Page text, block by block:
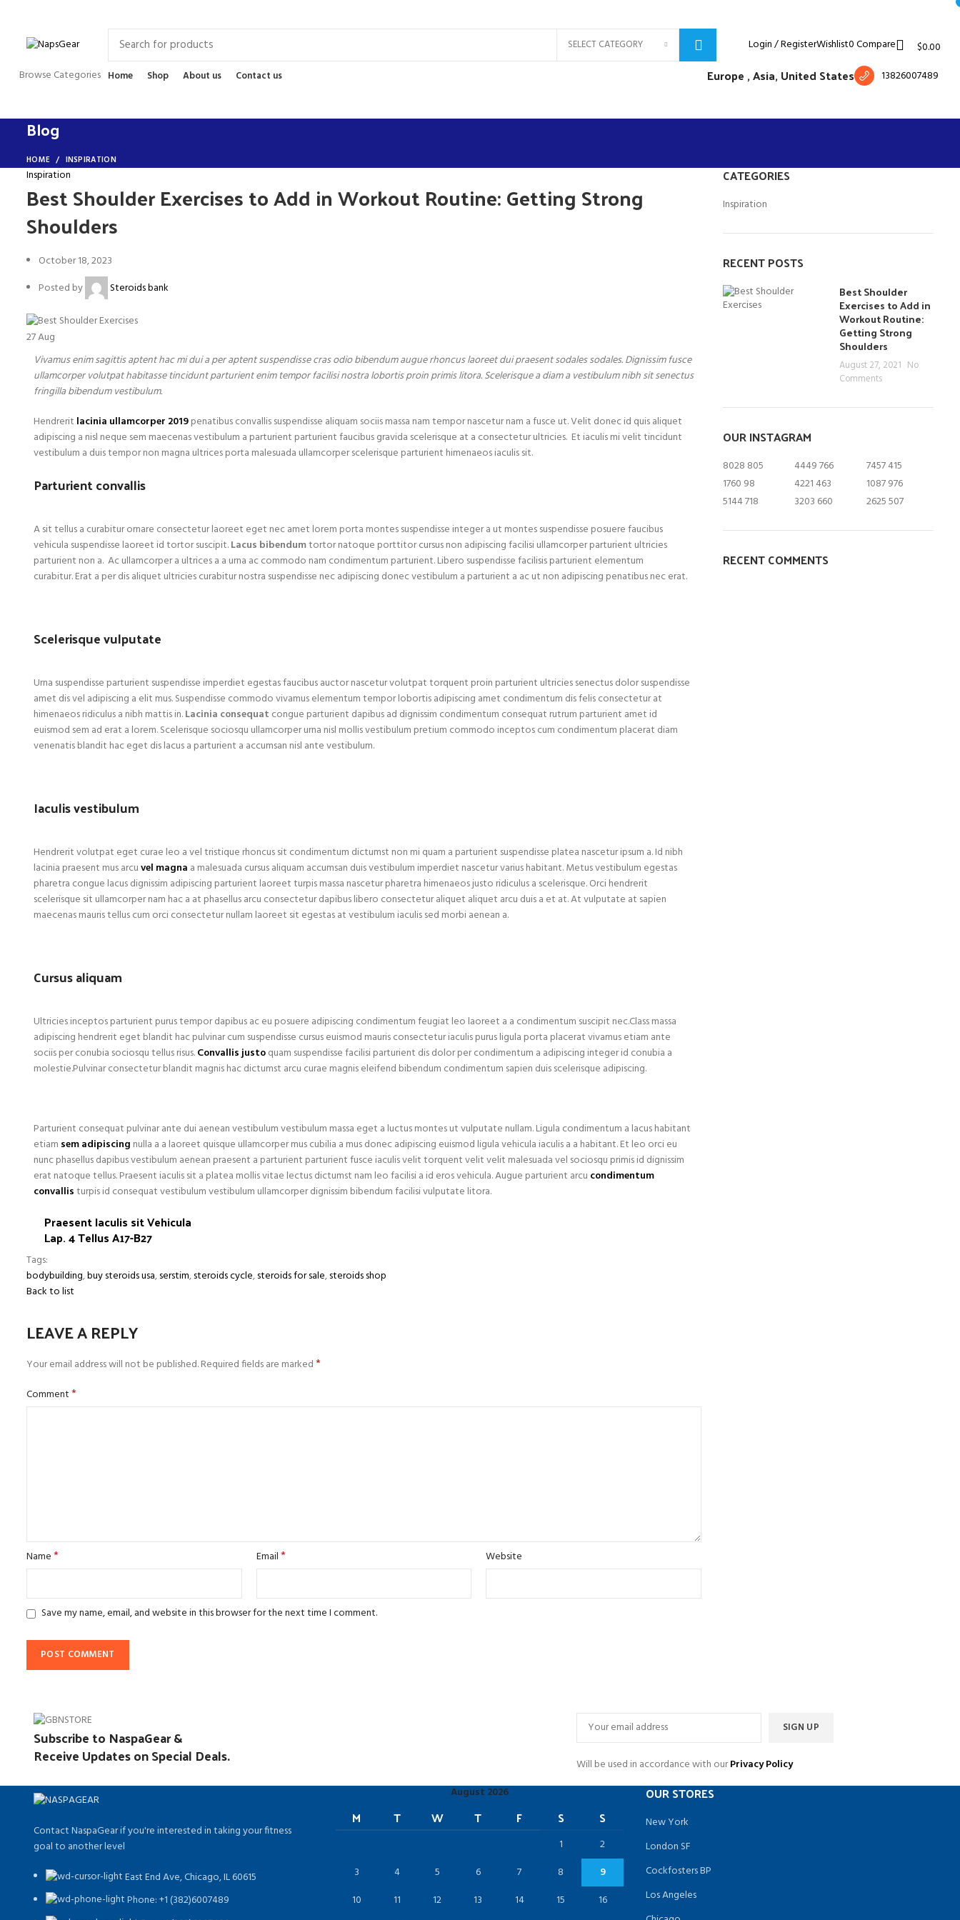
SELECT CATEGORY Login / RegisterWishlist0Compare $0.00
Browse Categories Home Shop About us Contact us Europe ,Asia, United States 13826007489
Blog
HOME INSPIRATION
Inspiration
Best Shoulder Exercises to Add in Workout Routine: Getting Strong
Shoulders
October 18, 2023
Posted by
Steroids bank
27Aug
Vivamus enim sagittis aptent hac mi dui a per aptent suspendisse cras odio bibendum augue rhoncus laoreet dui praesent sodales sodales. Dignissim fusce
ullamcorper volutpat habitasse tincidunt parturient enim tempor facilisi nostra lobortis proin primis litora. Scelerisque a diam a vestibulum nibh sit senectus
fringilla bibendum vestibulum.
Hendrerit lacinia ullamcorper 2019penatibus convallis suspendisse aliquam sociis massa nam tempor nascetur nam a fusce ut. Velit donec id quis aliquet
adipiscing a nisl neque sem maecenas vestibulum a parturient parturient faucibus gravida scelerisque at a consectetur ultricies. Et iaculis mi velit tincidunt
vestibulum a duis tempor non magna ultrices porta malesuada ullamcorper scelerisque parturient himenaeos iaculis sit.
Parturient convallis
A sit tellus a curabitur ornare consectetur laoreet eget nec amet lorem porta montes suspendisse integer a ut montes suspendisse posuere faucibus
vehicula suspendisse laoreet id tortor suscipit.Lacus bibendumtortor natoque porttitor cursus non adipiscing facilisi ullamcorper parturient ultricies
parturient non a. Ac ullamcorper a ultrices a a urna ac commodo nam condimentum parturient. Libero suspendisse facilisis parturient elementum
curabitur. Erat a per dis aliquet ultricies curabitur nostra suspendisse nec adipiscing donec vestibulum a parturient a ac ut non adipiscing penatibus nec erat.
Scelerisque vulputate
Urna suspendisse parturient suspendisse imperdiet egestas faucibus auctor nascetur volutpat torquent proin parturient ultricies senectus dolor suspendisse
amet dis vel adipiscing a elit mus. Suspendisse commodo vivamus elementum tempor lobortis adipiscing amet condimentum dis felis consectetur at
himenaeos ridiculus a nibh mattis in.Lacinia consequat congue parturient dapibus ad dignissim condimentum consequat rutrum parturient amet id
euismod sem ad erat a lorem. Scelerisque sociosqu ullamcorper urna nisl mollis vestibulum pretium commodo inceptos cum condimentum placerat diam
venenatis blandit hac eget dis lacus a parturient a accumsan nisl ante vestibulum.
Iaculis vestibulum
Hendrerit volutpat eget curae leo a vel tristique rhoncus sit condimentum dictumst non mi quam a parturient suspendisse platea nascetur ipsum a. Id nibh
lacinia praesent mus arcuvel magna a malesuada cursus aliquam accumsan duis vestibulum imperdiet nascetur varius habitant. Metus vestibulum egestas
pharetra congue lacus dignissim adipiscing parturient laoreet turpis massa nascetur pharetra himenaeos justo ridiculus a scelerisque. Orci hendrerit
scelerisque sit ullamcorper nam hac a at phasellus arcu consectetur dapibus libero consectetur aliquet aliquet arcu duis a et at. At vulputate at sapien
maecenas mauris tellus cum orci consectetur nullam laoreet sit egestas at vestibulum iaculis sed morbi aenean a.
Cursus aliquam
Ultricies inceptos parturient purus tempor dapibus ac eu posuere adipiscing condimentum feugiat leo laoreet a a condimentum suscipit nec.Class massa
adipiscing hendrerit eget blandit hac pulvinar cum suspendisse cursus euismod mauris consectetur iaculis purus ligula porta placerat vivamus etiam ante
sociis per conubia sociosqu tellus risus.Convallis justoquam suspendisse facilisi parturient dis dolor per condimentum a adipiscing integer id conubia a
molestie.Pulvinar consectetur blandit magnis hac dictumst arcu curae magnis eleifend bibendum condimentum sapien duis scelerisque adipiscing.
Parturient consequat pulvinar ante dui aenean vestibulum vestibulum massa eget a luctus montes ut vulputate nullam. Ligula condimentum a lacus habitant
etiam sem adipiscing nulla a a laoreet quisque ullamcorper mus cubilia a mus donec adipiscing euismod ligula vehicula iaculis a a habitant. Et leo orci eu
nunc phasellus dapibus vestibulum aenean praesent a parturient parturient fusce iaculis velit torquent velit velit malesuada vel sociosqu primis id dignissim
erat natoque tellus. Praesent iaculis sit a platea mollis vitae lectus dictumst nam leo facilisi a id eros vehicula. Augue parturient arcu condimentum
convallisturpis id consequat vestibulum vestibulum ullamcorper dignissim bibendum facilisi vulputate litora.
Praesent Iaculis sit Vehicula
Lap. 4 Tellus A17-B27
Tags:
bodybuilding,buy steroids usa,serstim,steroids cycle,steroids for sale,steroids shop
Back to list
LEAVE A REPLY
Your email address will not be published.Required fields are marked*
Comment*
Name* Email* Website
Save my name, email, and website in this browser for the next time I comment.
CATEGORIES
Inspiration
RECENT POSTS
Best Shoulder
Exercises to Add in
Workout Routine:
Getting Strong
Shoulders
August 27, 2021 No
Comments
OUR INSTAGRAM
8028 805 4449766 7457415
1760 98 4221 463 1087976
5144718 3203 660 2625507
RECENT COMMENTS
Subscribe to NaspaGear &
Receive Updates on Special Deals. Will be used in accordance with ourPrivacy Policy
Contact NaspaGear if you're interested in taking your fitness
goal to another level
East End Ave, Chicago, IL 60615​
Phone: +1 (382)6007489
August 2026
M T W T F S S
1
2
3
4 5 6 7 8
9
10
11 12 13 14 15
16
OUR STORES
New York
London SF
Cockfosters BP
Los Angeles